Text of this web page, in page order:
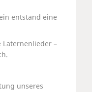
entstand eine
Laternenlieder –
unseres